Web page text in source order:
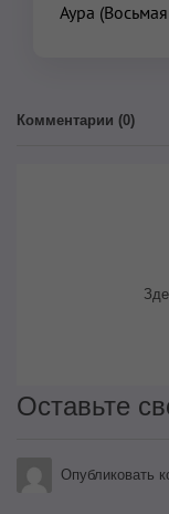
Аура
Комментарии (0)
Оставьте
Опубликовать